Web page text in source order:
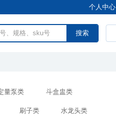
个人中心
量泵类 斗盒盅类
刷子类 水龙头类